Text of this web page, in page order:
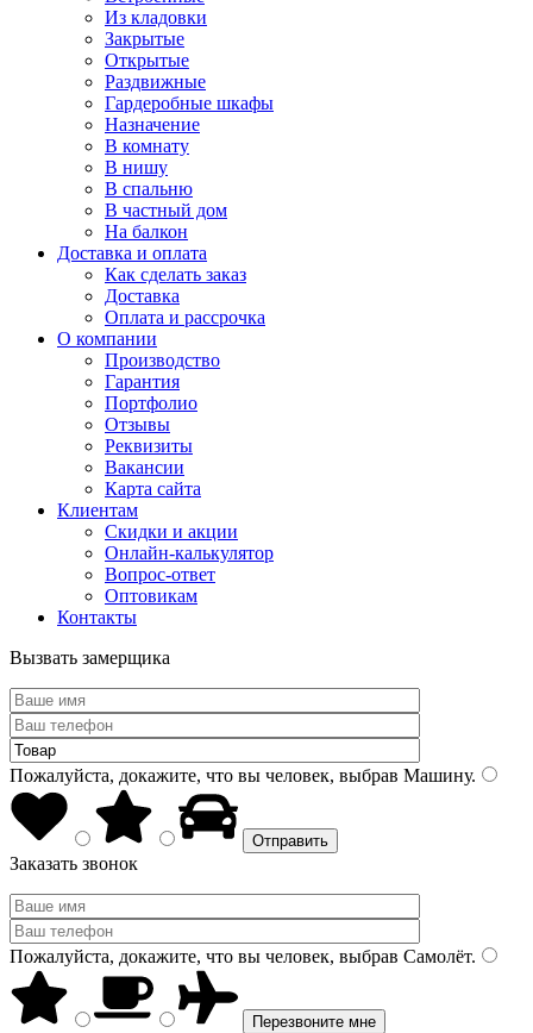
Из кладовки
Закрытые
Открытые
Раздвижные
Гардеробные шкафы
Назначение
В комнату
В нишу
В спальню
В частный дом
На балкон
Доставка и оплата
Как сделать заказ
Доставка
Оплата и рассрочка
О компании
Производство
Гарантия
Портфолио
Отзывы
Реквизиты
Вакансии
Карта сайта
Клиентам
Скидки и акции
Онлайн-калькулятор
Вопрос-ответ
Оптовикам
Контакты
Вызвать замерщика
Пожалуйста, докажите, что вы человек, выбрав Машину.
Заказать звонок
Пожалуйста, докажите, что вы человек, выбрав Самолёт.